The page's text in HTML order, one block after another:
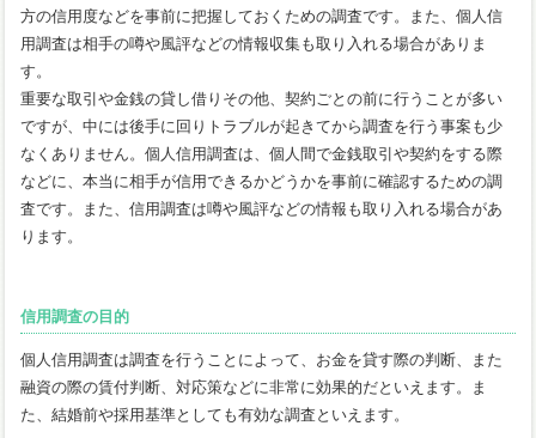
方の信用度などを事前に把握しておくための調査です。また、個人信
用調査は相手の噂や風評などの情報収集も取り入れる場合がありま
す。
重要な取引や金銭の貸し借りその他、契約ごとの前に行うことが多い
ですが、中には後手に回りトラブルが起きてから調査を行う事案も少
なくありません。個人信用調査は、個人間で金銭取引や契約をする際
などに、本当に相手が信用できるかどうかを事前に確認するための調
査です。また、信用調査は噂や風評などの情報も取り入れる場合があ
ります。
信用調査の目的
個人信用調査は調査を行うことによって、お金を貸す際の判断、また
融資の際の賃付判断、対応策などに非常に効果的だといえます。ま
た、結婚前や採用基準としても有効な調査といえます。